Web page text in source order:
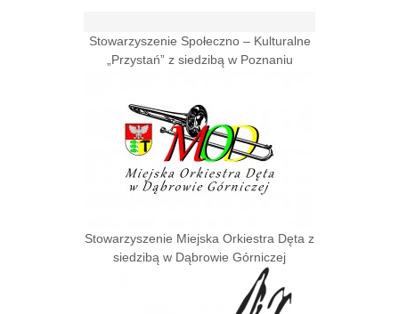
Stowarzyszenie Społeczno – Kulturalne
„Przystań” z siedzibą w Poznaniu
Stowarzyszenie Miejska Orkiestra Dęta z
siedzibą w Dąbrowie Górniczej